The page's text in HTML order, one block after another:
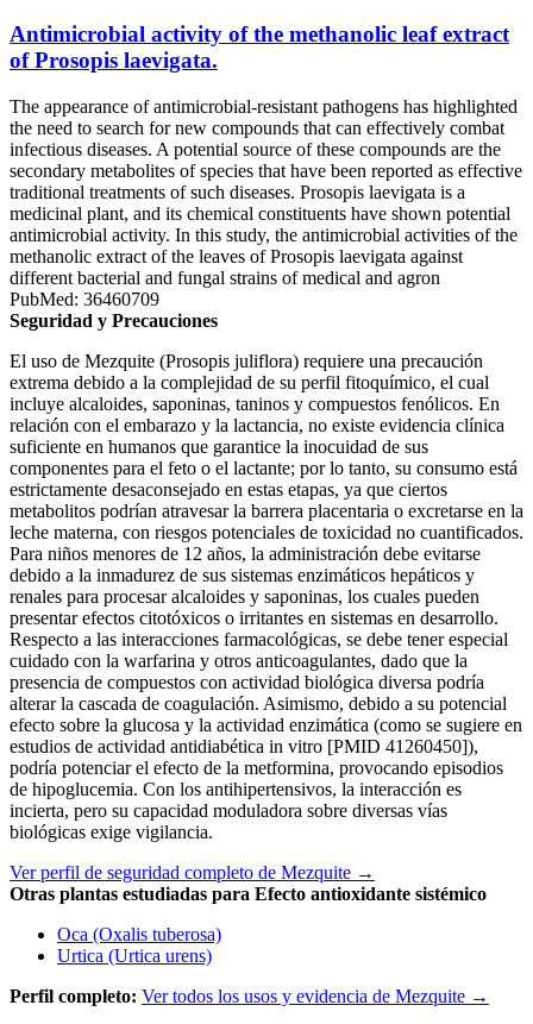
Antimicrobial activity of the methanolic leaf extract
of Prosopis laevigata.
The appearance of antimicrobial-resistant pathogens has highlighted
the need to search for new compounds that can effectively combat
infectious diseases. A potential source of these compounds are the
secondary metabolites of species that have been reported as effective
traditional treatments of such diseases. Prosopis laevigata is a
medicinal plant, and its chemical constituents have shown potential
antimicrobial activity. In this study, the antimicrobial activities of the
methanolic extract of the leaves of Prosopis laevigata against
different bacterial and fungal strains of medical and agron
PubMed: 36460709
Seguridad y Precauciones
El uso de Mezquite (Prosopis juliflora) requiere una precaución
extrema debido a la complejidad de su perfil fitoquímico, el cual
incluye alcaloides, saponinas, taninos y compuestos fenólicos. En
relación con el embarazo y la lactancia, no existe evidencia clínica
suficiente en humanos que garantice la inocuidad de sus
componentes para el feto o el lactante; por lo tanto, su consumo está
estrictamente desaconsejado en estas etapas, ya que ciertos
metabolitos podrían atravesar la barrera placentaria o excretarse en la
leche materna, con riesgos potenciales de toxicidad no cuantificados.
Para niños menores de 12 años, la administración debe evitarse
debido a la inmadurez de sus sistemas enzimáticos hepáticos y
renales para procesar alcaloides y saponinas, los cuales pueden
presentar efectos citotóxicos o irritantes en sistemas en desarrollo.
Respecto a las interacciones farmacológicas, se debe tener especial
cuidado con la warfarina y otros anticoagulantes, dado que la
presencia de compuestos con actividad biológica diversa podría
alterar la cascada de coagulación. Asimismo, debido a su potencial
efecto sobre la glucosa y la actividad enzimática (como se sugiere en
estudios de actividad antidiabética in vitro [PMID 41260450]),
podría potenciar el efecto de la metformina, provocando episodios
de hipoglucemia. Con los antihipertensivos, la interacción es
incierta, pero su capacidad moduladora sobre diversas vías
biológicas exige vigilancia.
Ver perfil de seguridad completo de Mezquite →
Otras plantas estudiadas para Efecto antioxidante sistémico
Oca (Oxalis tuberosa)
Urtica (Urtica urens)
Perfil completo: Ver todos los usos y evidencia de Mezquite →